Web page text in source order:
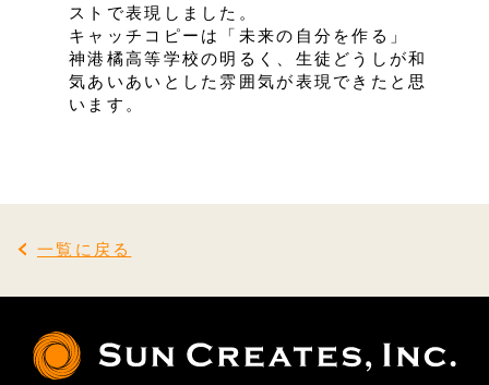
ストで表現しました。
キャッチコピーは「未来の自分を作る」
神港橘高等学校の明るく、生徒どうしが和
気あいあいとした雰囲気が表現できたと思
います。
一覧に戻る